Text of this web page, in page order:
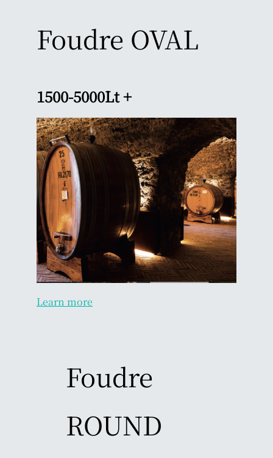
Foudre OVAL
1500-5000Lt +
Learn more
Foudre
ROUND